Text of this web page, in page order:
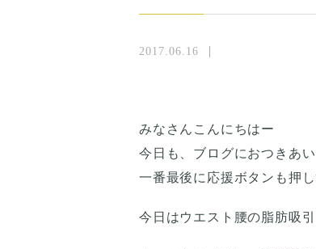
2017.06.16
みなさんこんにちはー
今日も、ブログにおつきあ
一番最後に応援ボタンも押
今日はウエスト腰の脂肪吸